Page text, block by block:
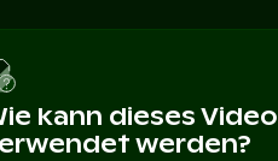
kann dieses Video
werden?